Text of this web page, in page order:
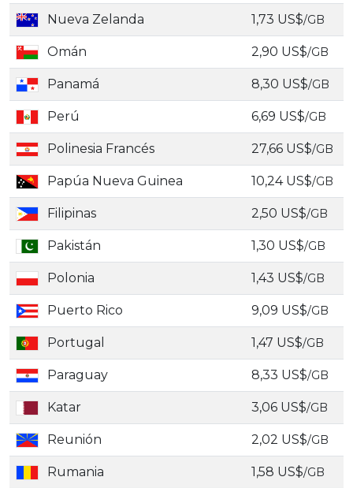
Nueva Zelanda 1,73 US$/GB
Omán 2,90 US$/GB
Panamá 8,30 US$/GB
Perú 6,69 US$/GB
Polinesia Francés 27,66 US$/GB
Papúa Nueva Guinea 10,24 US$/GB
Filipinas 2,50 US$/GB
Pakistán 1,30 US$/GB
Polonia 1,43 US$/GB
Puerto Rico 9,09 US$/GB
Portugal 1,47 US$/GB
Paraguay 8,33 US$/GB
Katar 3,06 US$/GB
Reunión 2,02 US$/GB
Rumania 1,58 US$/GB